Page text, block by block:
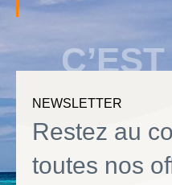
NEWSLETTER
Restez au
toutes nos